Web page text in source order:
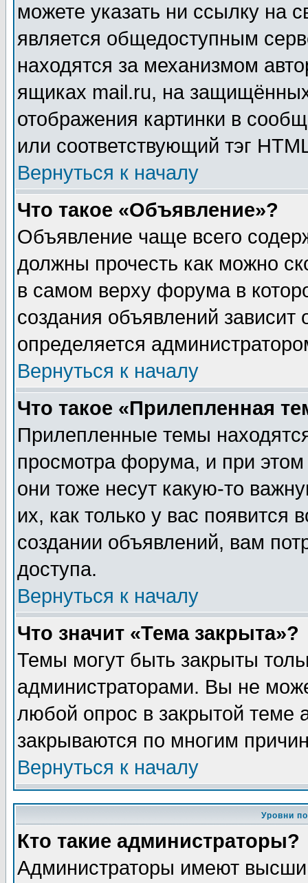
можете указать ни ссылку на
является общедоступным
находятся за механизмом
ящиках mail.ru, на
отображения картинки в
или соответствующий тэг
Вернуться к началу
Что такое «Объявление»?
Объявление чаще всего
должны прочесть как можно
в самом верху форума в
создания объявлений зависит
определяется
Вернуться к началу
Что такое «Прилепленная
Прилепленные темы
просмотра форума, и при
они тоже несут какую-то
их, как только у вас появится
создании объявлений, вам
доступа.
Вернуться к началу
Что значит «Тема закрыта»?
Темы могут быть закрыты
администраторами. Вы не
любой опрос в закрытой теме
закрываются по многим
Вернуться к началу
Уровни
Кто такие администраторы?
Администраторы имеют